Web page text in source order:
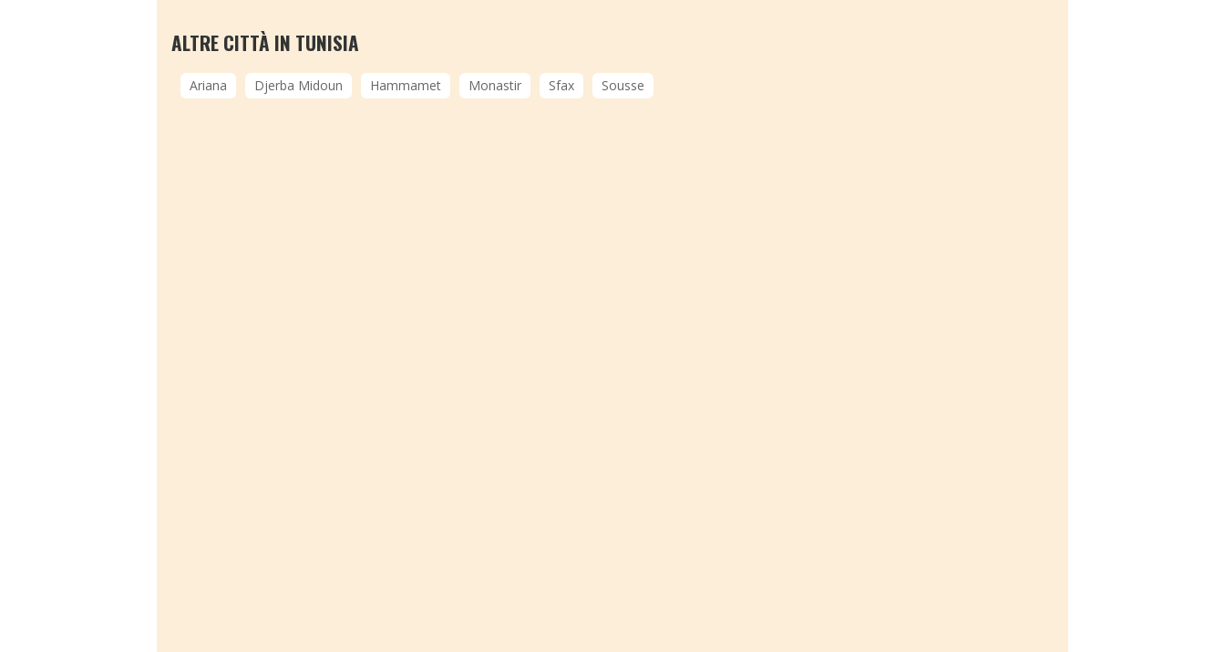
ALTRE CITTÀ IN TUNISIA
Ariana Djerba Midoun Hammamet Monastir Sfax Sousse